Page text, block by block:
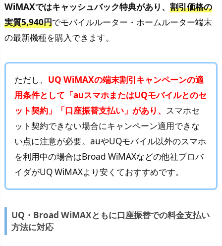
WiMAXではキャッシュバック特典があり、 割引価格の
実質5,940円でモバイルルーター・ホームルーター端末
の最新機種を購入できます。
ただし、 UQ WiMAXの端末割引キャンペーンの適
用条件として「auスマホまたはUQモバイルとのセ
ット契約」「口座振替支払い」があり、 スマホセ
ット契約できない場合にキャンペーン適用できな
い点に注意が必要。auやUQモバイル以外のスマホ
を利用中の場合はBroad WiMAXなどの他社プロバ
イダがUQ WiMAXより安くておすすめです。
UQ・Broad WiMAXともに口座振替での料金支払い
方法に対応